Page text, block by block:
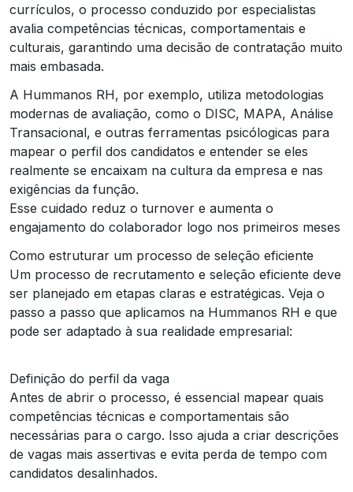
currículos, o processo conduzido por especialistas
avalia competências técnicas, comportamentais e
culturais, garantindo uma decisão de contratação muito
mais embasada.
A Hummanos RH, por exemplo, utiliza metodologias
modernas de avaliação, como o DISC, MAPA, Análise
Transacional, e outras ferramentas psicólogicas para
mapear o perfil dos candidatos e entender se eles
realmente se encaixam na cultura da empresa e nas
exigências da função.
Esse cuidado reduz o turnover e aumenta o
engajamento do colaborador logo nos primeiros meses
Como estruturar um processo de seleção eficiente
Um processo de recrutamento e seleção eficiente deve
ser planejado em etapas claras e estratégicas. Veja o
passo a passo que aplicamos na Hummanos RH e que
pode ser adaptado à sua realidade empresarial:
Definição do perfil da vaga
Antes de abrir o processo, é essencial mapear quais
competências técnicas e comportamentais são
necessárias para o cargo. Isso ajuda a criar descrições
de vagas mais assertivas e evita perda de tempo com
candidatos desalinhados.